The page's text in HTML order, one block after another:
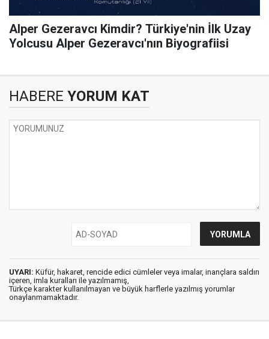
Alper Gezeravcı Kimdir? Türkiye'nin İlk Uzay
Yolcusu Alper Gezeravcı'nın Biyografiisi
HABERE YORUM KAT
UYARI: Küfür, hakaret, rencide edici cümleler veya imalar, inançlara saldırı
içeren, imla kuralları ile yazılmamış,
Türkçe karakter kullanılmayan ve büyük harflerle yazılmış yorumlar
onaylanmamaktadır.